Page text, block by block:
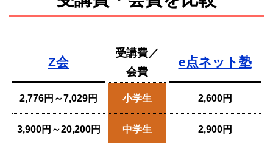
Z会
受講費／
会費
e点ネット塾
2,776円～7,029円 小学生 2,600円
3,900円～20,200円 中学生 2,900円